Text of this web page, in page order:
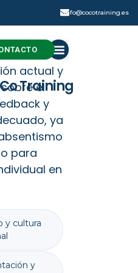
info@cocotraining.es
EL BIENESTAR
Training
actual y
el
y
ya
para
en
y cultura
y